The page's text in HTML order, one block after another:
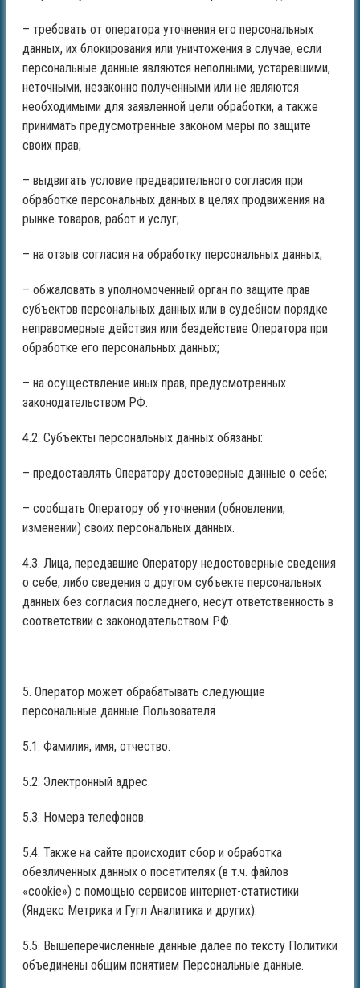
– требовать от оператора уточнения его персональных
данных, их блокирования или уничтожения в случае, если
персональные данные являются неполными, устаревшими,
неточными, незаконно полученными или не являются
необходимыми для заявленной цели обработки, а также
принимать предусмотренные законом меры по защите
своих прав;
– выдвигать условие предварительного согласия при
обработке персональных данных в целях продвижения на
рынке товаров, работ и услуг;
– на отзыв согласия на обработку персональных данных;
– обжаловать в уполномоченный орган по защите прав
субъектов персональных данных или в судебном порядке
неправомерные действия или бездействие Оператора при
обработке его персональных данных;
– на осуществление иных прав, предусмотренных
законодательством РФ.
4.2. Субъекты персональных данных обязаны:
– предоставлять Оператору достоверные данные о себе;
– сообщать Оператору об уточнении (обновлении,
изменении) своих персональных данных.
4.3. Лица, передавшие Оператору недостоверные сведения
о себе, либо сведения о другом субъекте персональных
данных без согласия последнего, несут ответственность в
соответствии с законодательством РФ.
5. Оператор может обрабатывать следующие
персональные данные Пользователя
5.1. Фамилия, имя, отчество.
5.2. Электронный адрес.
5.3. Номера телефонов.
5.4. Также на сайте происходит сбор и обработка
обезличенных данных о посетителях (в т.ч. файлов
«cookie») с помощью сервисов интернет-статистики
(Яндекс Метрика и Гугл Аналитика и других).
5.5. Вышеперечисленные данные далее по тексту Политики
объединены общим понятием Персональные данные.